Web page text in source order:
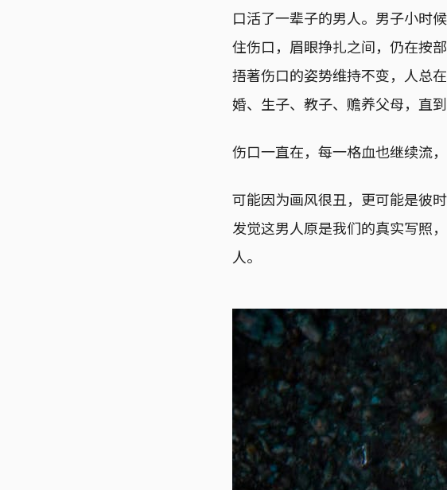
口活了一辈子的男人。男子小时
住伤口，眉眼挣扎之间，仍在按
捂著伤口的姿势维持不变，人总
婚、生子、教子、赡养父母，直
伤口一直在，每一格血也继续流
可能因为画风很丑，更可能是彼
发觉这男人原是我们的真实写照
人。